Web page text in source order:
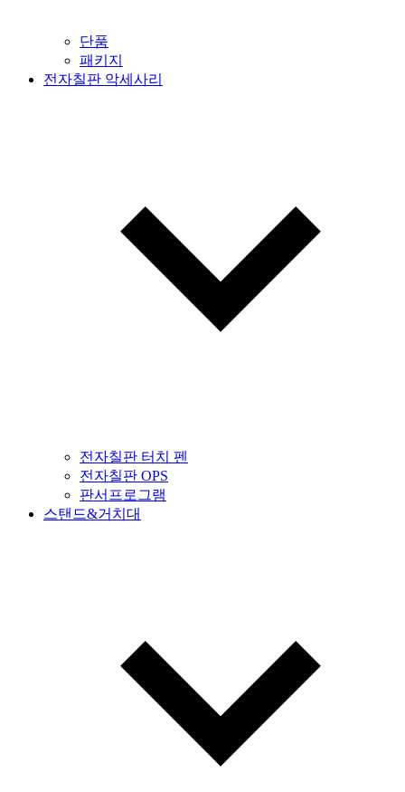
단품
패키지
전자칠판 악세사리
전자칠판 터치 펜
전자칠판 OPS
판서프로그램
스탠드&거치대